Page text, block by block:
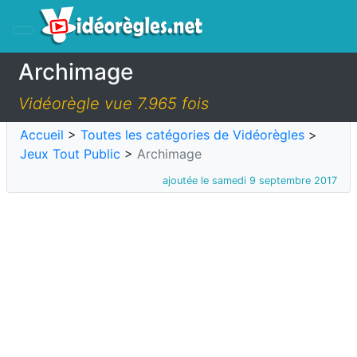
Archimage
Vidéorègle vue 7.965 fois
Accueil > Toutes les catégories de Vidéorègles >
Jeux Tout Public > Archimage
ajoutée le samedi 9 septembre 2017